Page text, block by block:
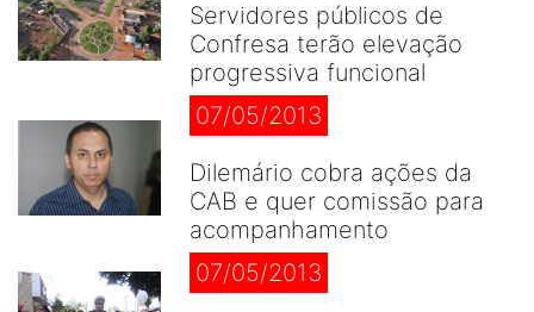
Servidores públicos de
Confresa terão elevação
progressiva funcional
07/05/2013
Dilemário cobra ações da
CAB e quer comissão para
acompanhamento
07/05/2013